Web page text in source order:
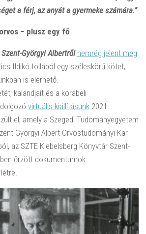
a férj, az anyát a gyermeke számára.”
– plusz egy fő
Szent-Györgyi Albertről nemrég jelent meg
Ildikó tollából egy széleskörű kötet,
is elérhető.
kalandjait és a korabeli
virtuális kiállításunk 2021
el, amely a Szegedi Tudományegyetem
Györgyi Albert Orvostudományi Kar
az SZTE Klebelsberg Könyvtár Szent-
őrzött dokumentumok